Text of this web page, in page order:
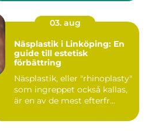
03. aug
Näsplastik i Linköping: En
guide till estetisk
förbättring
Näsplastik, eller "rhinoplasty"
som ingreppet också kallas,
är en av de mest efterfr...